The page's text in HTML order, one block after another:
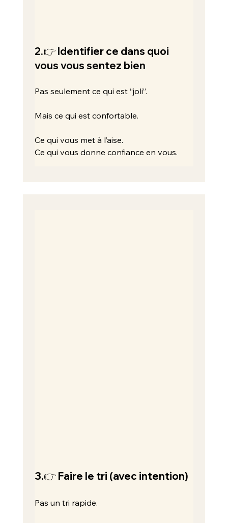
2.👉 Identifier ce dans quoi
vous vous sentez bien
Pas seulement ce qui est “joli”.
Mais ce qui est confortable.
Ce qui vous met à l’aise.
Ce qui vous donne confiance en vous.
3.👉 Faire le tri (avec intention)
Pas un tri rapide.